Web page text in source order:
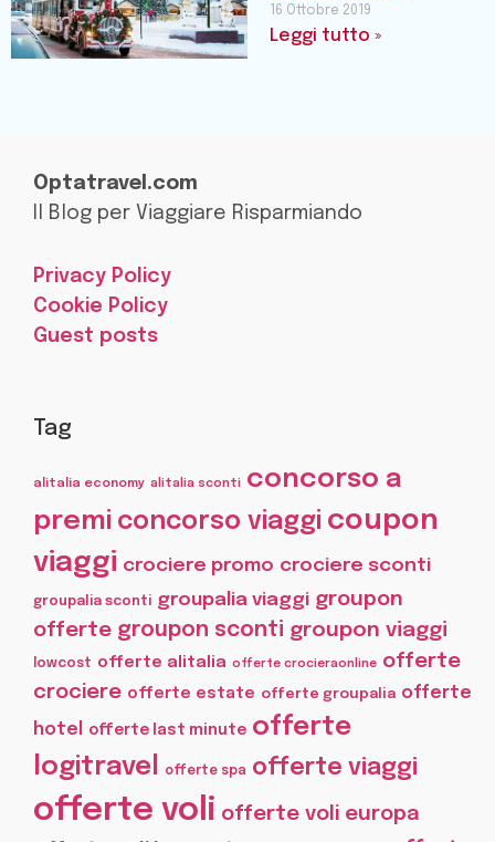
16 Ottobre 2019
Leggi tutto »
Optatravel.com
Il Blog per Viaggiare Risparmiando
Privacy Policy
Cookie Policy
Guest posts
Tag
alitalia economy alitalia sconti concorso a
premi concorso viaggi coupon
viaggi crociere promo crociere sconti
groupalia sconti groupalia viaggi groupon
offerte groupon sconti groupon viaggi
lowcost offerte alitalia offerte crocieraonline offerte
crociere offerte estate offerte groupalia offerte
hotel
offerte last minute offerte
logitravel
offerte spa offerte viaggi
offerte voli offerte voli europa